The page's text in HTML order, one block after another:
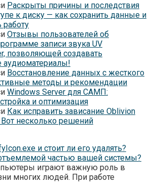
Раскрыты причины и последствия
к диску — как сохранить данные и
работу
Отзывы пользователей об
записи звука UV
позволяющей создавать
аудиоматериалы!
Восстановление данных с жесткого
методы и рекомендации
Windows Server для САМП:
и оптимизация
Как исправить зависание Oblivion
Вот несколько решений
и стоит ли его удалять?
частью вашей системы?
играют важную роль в
многих людей. При работе